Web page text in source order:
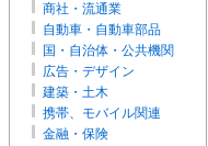
商社・流通業
自動車・自動車部品
国・自治体・公共機関
広告・デザイン
建築・土木
携帯、モバイル関連
金融・保険